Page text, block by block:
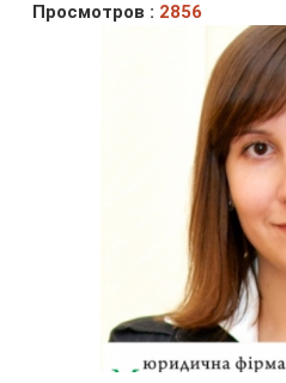
Просмотров : 2856